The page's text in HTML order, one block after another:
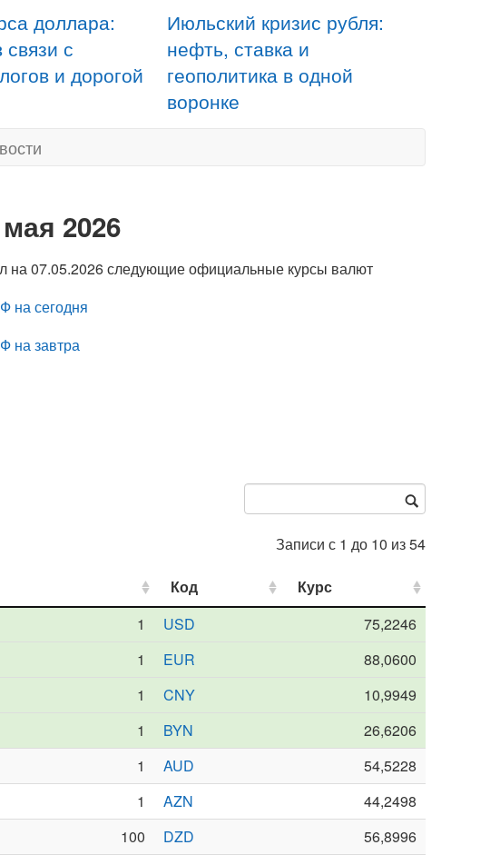
доллара:
с
и дорогой
Июльский кризис рубля:
нефть, ставка и
геополитика в одной
воронке
2026
на 07.05.2026 следующие официальные курсы валют
на сегодня
на завтра
Записи с 1 до 10 из 54
Код
Курс
1 USD
75,2246
1 EUR
88,0600
1 CNY
10,9949
1 BYN
26,6206
1 AUD
54,5228
1 AZN
44,2498
100 DZD
56,8996
Код Курс